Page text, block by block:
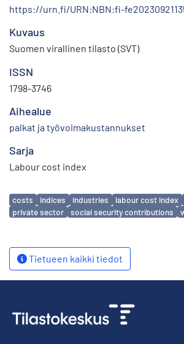
https://urn.fi/URN:NBN:fi-
Kuvaus
Suomen virallinen tilasto (SVT)
ISSN
1798-3746
Aihealue
palkat ja työvoimakustannukset
Sarja
Labour cost index
Avainsanat
costs indices industries labour cost index
private sector
social security contributions
Tietueen kaikki tiedot